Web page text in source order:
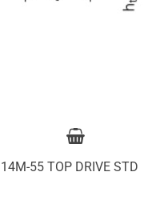
55 TOP DRIVE STD